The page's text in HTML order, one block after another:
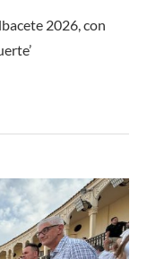
2026, con